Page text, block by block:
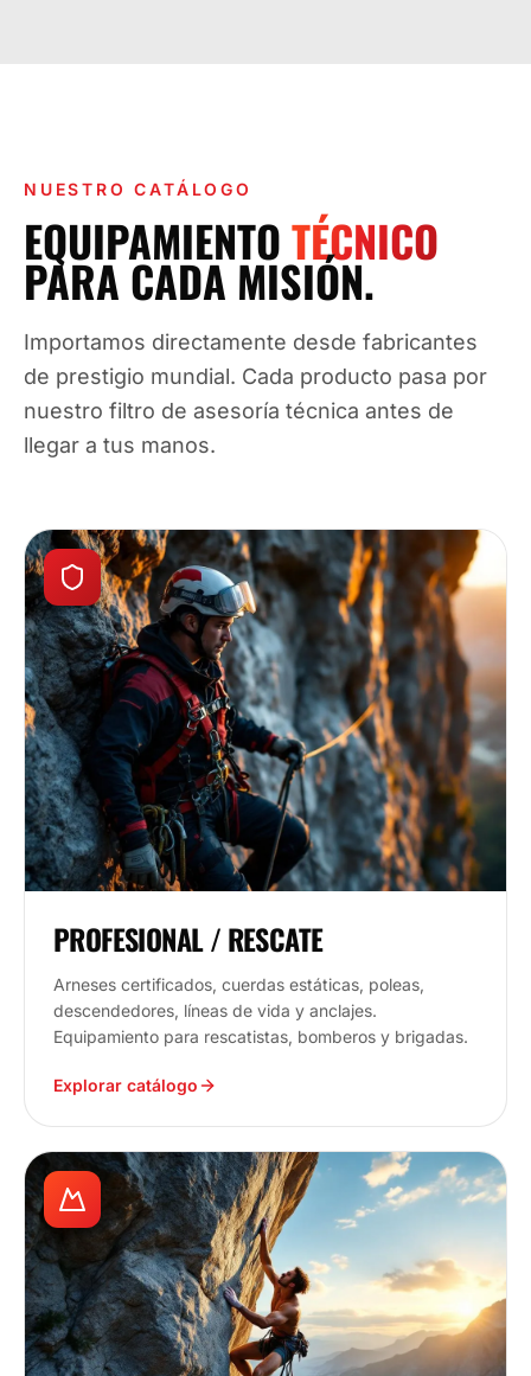
NUESTRO CATÁLOGO
EQUIPAMIENTOTÉCNICO
PARA CADA MISIÓN.
Importamos directamente desde fabricantes
de prestigio mundial. Cada producto pasa por
nuestro filtro de asesoría técnica antes de
llegar a tus manos.
PROFESIONAL / RESCATE
Arneses certificados, cuerdas estáticas, poleas,
descendedores, líneas de vida y anclajes.
Equipamiento para rescatistas, bomberos y brigadas.
Explorar catálogo